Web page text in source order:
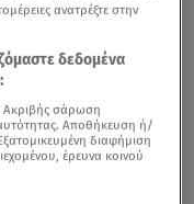
ανατρέξτε στην
δεδομένα
Ακριβής σάρωση
Αποθήκευση ή/
διαφήμιση
έρευνα κοινού